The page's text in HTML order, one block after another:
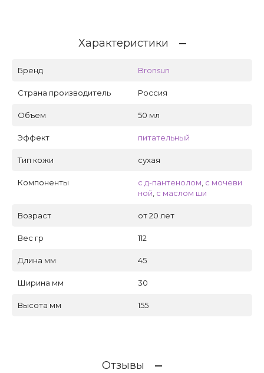
Характеристики
Бренд Bronsun
Страна производитель Россия
Объем 50 мл
Эффект питательный
Тип кожи сухая
Компоненты с д-пантенолом с мочеви
ной с маслом ши
Возраст от 20 лет
Вес гр 112
Длина мм 45
Ширина мм 30
Высота мм 155
Отзывы